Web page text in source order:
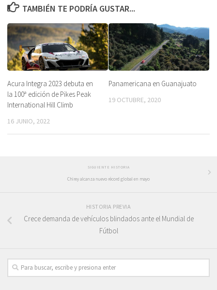
TAMBIÉN TE PODRÍA GUSTAR...
Acura Integra 2023 debuta en
la 100ª edición de Pikes Peak
International Hill Climb
16 JUNIO, 2022
Panamericana en Guanajuato
19 OCTUBRE, 2020
SIGUIENTE HISTORIA
Chirey alcanza nuevo récord global en mayo
HISTORIA PREVIA
Crece demanda de vehículos blindados ante el Mundial de
Fútbol